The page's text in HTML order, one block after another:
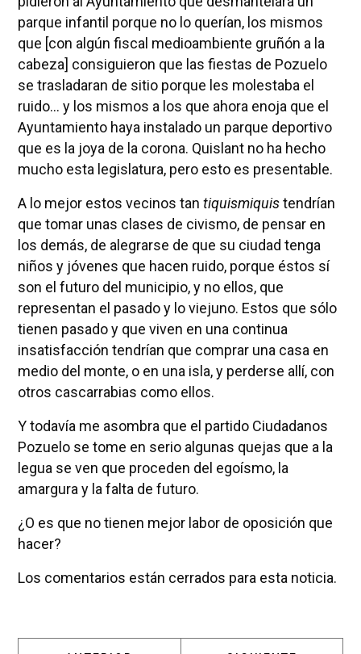
parque infantil porque no lo querían, los mismos
que [con algún fiscal medioambiente gruñón a la
cabeza] consiguieron que las fiestas de Pozuelo
se trasladaran de sitio porque les molestaba el
ruido… y los mismos a los que ahora enoja que el
Ayuntamiento haya instalado un parque deportivo
que es la joya de la corona. Quislant no ha hecho
mucho esta legislatura, pero esto es presentable.
A lo mejor estos vecinos tan tiquismiquistendrían
que tomar unas clases de civismo, de pensar en
los demás, de alegrarse de que su ciudad tenga
niños y jóvenes que hacen ruido, porque éstos sí
son el futuro del municipio, y no ellos, que
representan el pasado y lo viejuno. Estos que sólo
tienen pasado y que viven en una continua
insatisfacción tendrían que comprar una casa en
medio del monte, o en una isla, y perderse allí, con
otros cascarrabias como ellos.
Y todavía me asombra que el partido Ciudadanos
Pozuelo se tome en serio algunas quejas que a la
legua se ven que proceden del egoísmo, la
amargura y la falta de futuro.
¿O es que no tienen mejor labor de oposición que
hacer?
Los comentarios están cerrados para esta noticia.